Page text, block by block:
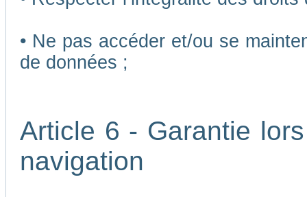
• Ne pas accéder et/ou se
de données ;
Article 6 - Garantie
navigation